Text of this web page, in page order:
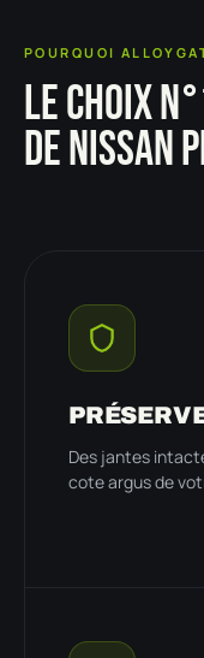
POURQUOI
LE CHOIX
DE NISSAN
Des jantes
cote argus de